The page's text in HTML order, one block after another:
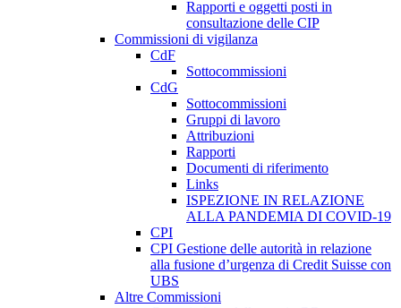
Rapporti e oggetti posti in
consultazione delle CIP
Commissioni di vigilanza
CdF
Sottocommissioni
CdG
Sottocommissioni
Gruppi di lavoro
Attribuzioni
Rapporti
Documenti di riferimento
Links
ISPEZIONE IN RELAZIONE
ALLA PANDEMIA DI COVID-19
CPI
CPI Gestione delle autorità in relazione
alla fusione d’urgenza di Credit Suisse con
UBS
Altre Commissioni